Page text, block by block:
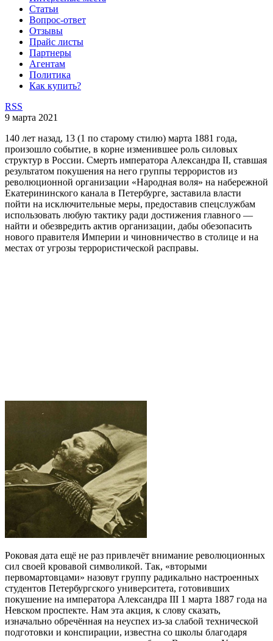
Статьи
Вопрос-ответ
Отзывы
Прайс листы
Партнеры
Агентам
Политика
Как купить?
RSS
9 марта 2021
140 лет назад, 13 (1 по старому стилю) марта 1881 года,
произошло событие, в корне изменившее роль силовых
структур в России. Смерть императора Александра II, ставшая
результатом покушения на него группы террористов из
революционной организации «Народная воля» на набережной
Екатерининского канала в Петербурге, заставила власти
пойти на исключительные меры, предоставив спецслужбам
использовать любую тактику ради достижения главного —
найти и обезвредить актив организации, дабы обезопасить
нового правителя Империи и чиновничество в столице и на
местах от угрозы террористической расправы.
Роковая дата ещё не раз привлечёт внимание революционных
сил своей кровавой символикой. Так, «вторыми
первомартовцами» назовут группу радикально настроенных
студентов Петербургского университета, готовивших
покушение на императора Александра III 1 марта 1887 года на
Невском проспекте. Нам эта акция, к слову сказать,
изначально обречённая на неуспех из-за слабой технической
подготовки и конспирации, известна со школы благодаря